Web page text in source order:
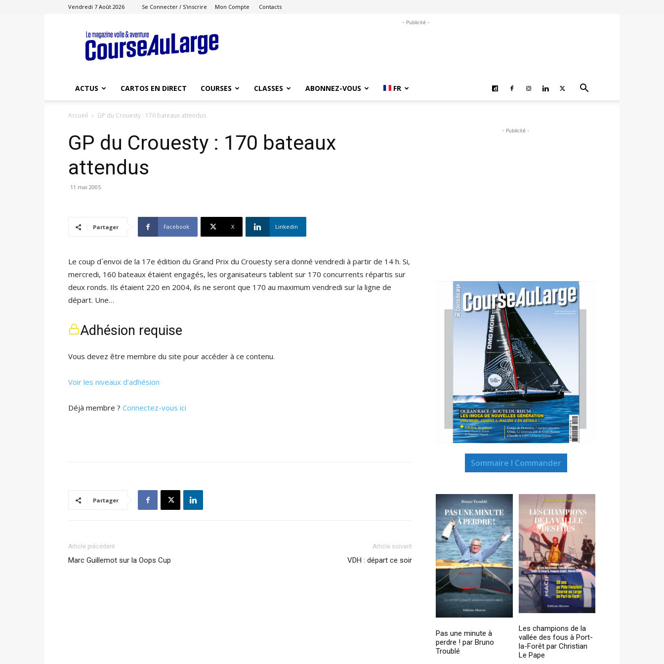
Vendredi 7 Août 2026 Se Connecter / S'inscrire Mon Compte Contacts
Course
au
Large
- Publicité -
ACTUS CARTOS EN DIRECT COURSES CLASSES ABONNEZ-VOUS FR
Accueil GP du Crouesty : 170 bateaux attendus
GP du Crouesty : 170 bateaux
attendus
11 mai 2005
Partager Facebook X Linkedin
Le coup d´envoi de la 17e édition du Grand Prix du Crouesty sera donné vendredi à partir de 14 h. Si,
mercredi, 160 bateaux étaient engagés, les organisateurs tablent sur 170 concurrents répartis sur
deux ronds. Ils étaient 220 en 2004, ils ne seront que 170 au maximum vendredi sur la ligne de
départ. Une…
Adhésion requise
Vous devez être membre du site pour accéder à ce contenu.
Voir les niveaux d’adhésion
Déjà membre ? Connectez-vous ici
Partager
Article précédent
Marc Guillemot sur la Oops Cup
Article suivant
VDH : départ ce soir
- Publicité -
Sommaire I Commander
Pas une minute à
perdre ! par Bruno
Troublé
Les champions de la
vallée des fous à Port-
la-Forêt par Christian
Le Pape